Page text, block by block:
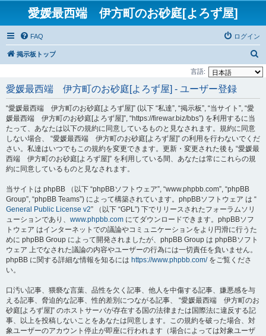
愛媛最西端 伊方町のお砂庭[よろず屋]
FAQ ログイン
掲示板トップ
索
言語:
愛媛最西端 伊方町のお砂庭[よろず屋] - ユーザー登録
“愛媛最西端 伊方町のお砂庭[よろず屋]” (以下 “私達”, “掲示板”, “当サイト”, “愛
媛最西端 伊方町のお砂庭[よろず屋]”, “https://firewar.biz/bbs”) を利用するに当
たって、あなたは以下の規約に同意しているものと見なされます。規約に同意
しない場合、 “愛媛最西端 伊方町のお砂庭[よろず屋]” の利用を行わないでくだ
さい。私達はいつでもこの規約を変更できます。更新・変更された後も “愛媛最
西端 伊方町のお砂庭[よろず屋]” を利用している間、あなたは常にこれらの規
約に同意しているものと見なされます。
当サイトは phpBB （以下 “phpBBソフトウェア”, “www.phpbb.com”, “phpBB
Group”, “phpBB Teams”) によって構築されています。phpBBソフトウェア は “
General Public License v2” （以下 “GPL”) 下でリリースされたフォーラムソリ
ューションであり、 www.phpbb.com にてダウンロードできます。phpBBソフ
トウェア はインターネットでの議論やコミュニケーションをより円滑に行うた
めに phpBB Group によって開発されましたが、phpBB Group は phpBBソフト
ウェア 上でなされた議論の内容やユーザーの行為には一切責任を負いません。
phpBB に関する詳細な情報を知るには https://www.phpbb.com/をご覧くださ
い。
口汚い記事、猥褻な言葉、品性を欠く記事、他人を中傷する記事、嫌悪感を与
える記事、脅迫的な記事、性的差別につながる記事、 “愛媛最西端 伊方町のお
砂庭[よろず屋]” のホストサーバが存在する国の法律または国際法に違反する記
事、以上を投稿しないことをあなたは同意します。この規約を破った場合、対
象ユーザーのアカウント停止が即座に行われます（場合によっては対象ユーザ